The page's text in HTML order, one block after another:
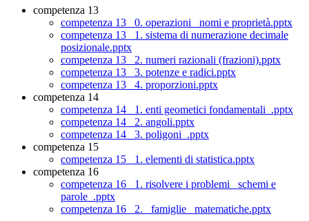
competenza 13
competenza 13_ 0. operazioni_ nomi e proprietà.pptx
competenza 13_ 1. sistema di numerazione decimale
posizionale.pptx
competenza 13_ 2. numeri razionali (frazioni).pptx
competenza 13_ 3. potenze e radici.pptx
competenza 13_ 4. proporzioni.pptx
competenza 14
competenza 14_ 1. enti geometici fondamentali_.pptx
competenza 14_ 2. angoli.pptx
competenza 14_ 3. poligoni_.pptx
competenza 15
competenza 15_ 1. elementi di statistica.pptx
competenza 16
competenza 16_ 1. risolvere i problemi_ schemi e
parole_.pptx
competenza 16_ 2. _famiglie_ matematiche.pptx